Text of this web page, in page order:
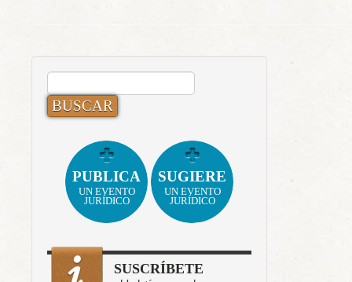
BUSCAR:
PUBLICA
UN EVENTO
JURÍDICO
SUGIERE
UN EVENTO
JURÍDICO
SUSCRÍBETE